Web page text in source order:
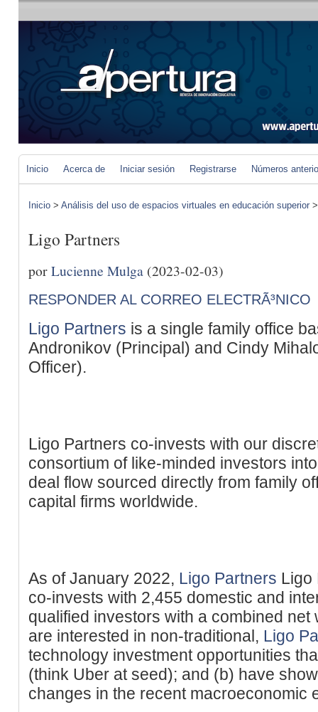
Inicio Acerca de Iniciar sesión Registrarse Números
Inicio > Análisis del uso de espacios virtuales en educación superior
Ligo Partners
porLucienne Mulga (2023-02-03)
RESPONDER AL CORREO ELECTRÃ³NICO
Ligo Partners is a single family office
Andronikov (Principal) and Cindy
Officer).
Ligo Partners co-invests with our
consortium of like-minded investors
deal flow sourced directly from family
capital firms worldwide.
As of January 2022, Ligo Partners Ligo
co-invests with 2,455 domestic and
qualified investors with a combined net
are interested in non-traditional, Ligo
technology investment opportunities
(think Uber at seed); and (b) have
changes in the recent macroeconomic